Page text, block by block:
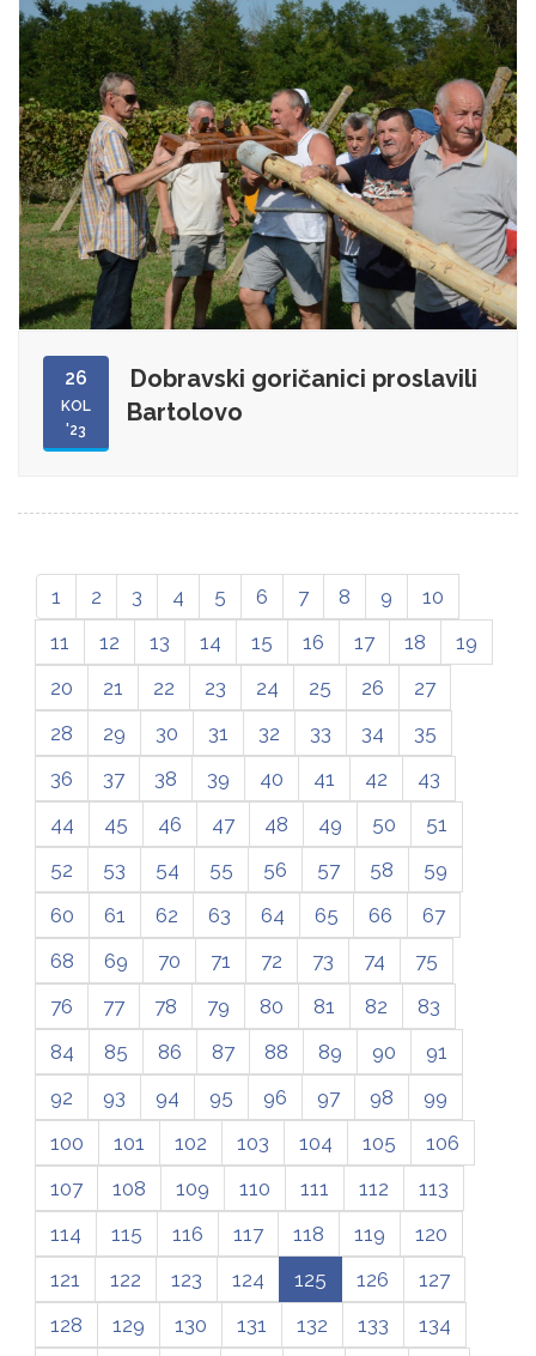
26
KOL
'23
Dobravski goričanici proslavili
Bartolovo
1 2 3 4 5 6 7 8 9
10
11
12 13 14 15 16 17 18
19
20
21 22 23 24 25 26
27
28
29 30 31 32 33 34
35
36
37 38 39 40 41 42
43
44
45 46 47 48 49 50
51
52
53 54 55 56 57 58
59
60
61 62 63 64 65 66
67
68
69 70 71 72 73 74
75
76
77 78 79 80 81 82
83
84
85 86 87 88 89 90
91
92
93 94 95 96 97 98
99
100
101 102 103 104 105
106
107
108 109 110 111 112
113
114
115 116 117 118 119
120
121
122 123 124 125 126
127
128
129 130 131 132 133
134